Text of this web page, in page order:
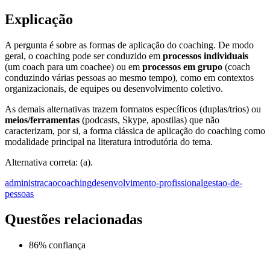
Explicação
A pergunta é sobre as formas de aplicação do coaching. De modo
geral, o coaching pode ser conduzido em processos individuais
(um coach para um coachee) ou em processos em grupo (coach
conduzindo várias pessoas ao mesmo tempo), como em contextos
organizacionais, de equipes ou desenvolvimento coletivo.
As demais alternativas trazem formatos específicos (duplas/trios) ou
meios/ferramentas (podcasts, Skype, apostilas) que não
caracterizam, por si, a forma clássica de aplicação do coaching como
modalidade principal na literatura introdutória do tema.
Alternativa correta: (a).
administracaocoachingdesenvolvimento-profissionalgestao-de-
pessoas
Questões relacionadas
86% confiança